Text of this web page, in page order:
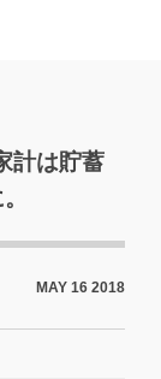
計は貯蓄
MAY 16 2018